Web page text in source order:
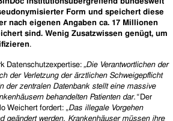
Form und speichert diese
nach eigenen Angaben ca. 17 Millionen
sind. Wenig Zusatzwissen genügt, um
.
Datenschutzexpertise: „Die Verantwortlichen der
der Verletzung der ärztlichen Schweigepflicht
der zentralen Datenbank stellt eine massive
behandelten Patienten dar.“Der
Weichert fordert: „Das illegale Vorgehen
geändert werden. Krankenhäuser müssen ihre